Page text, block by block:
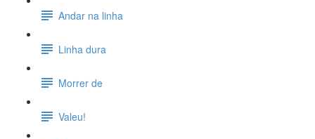
Andar na linha
Linha dura
Morrer de
Valeu!